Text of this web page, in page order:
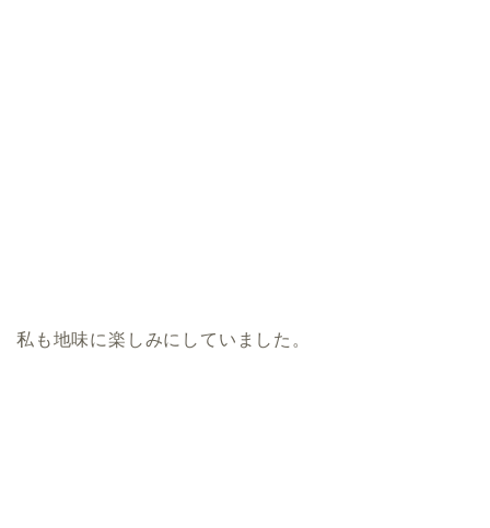
私も地味に楽しみにしていました。